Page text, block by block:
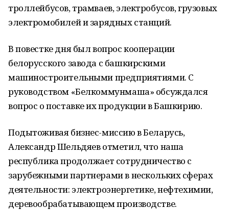
троллейбусов, трамваев, электробусов, грузовых
электромобилей и зарядных станций.
В повестке дня был вопрос кооперации
белорусского завода с башкирскими
машиностроительными предприятиями. С
руководством «Белкоммунмаша» обсуждался
вопрос о поставке их продукции в Башкирию.
Подытоживая бизнес-миссию в Беларусь,
Александр Шельдяев отметил, что наша
республика продолжает сотрудничество с
зарубежными партнерами в нескольких сферах
деятельности: электроэнергетике, нефтехимии,
деревообрабатывающем производстве.